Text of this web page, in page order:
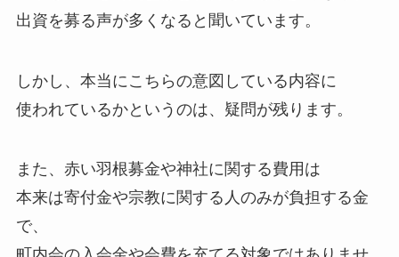
出資を募る声が多くなると聞いています。
しかし、本当にこちらの意図している内容に
使われているかというのは、疑問が残ります。
また、赤い羽根募金や神社に関する費用は
本来は寄付金や宗教に関する人のみが負担する金
で、